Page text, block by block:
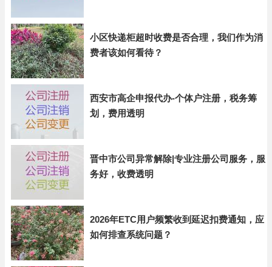
小区快递柜超时收费是否合理，我们作为消
费者该如何看待？
西安市高企申报代办-个体户注册，税务筹
划，费用透明
晋中市公司异常解除|专业注册公司服务，服
务好，收费透明
2026年ETC用户频繁收到延迟扣费通知，应
如何排查系统问题？